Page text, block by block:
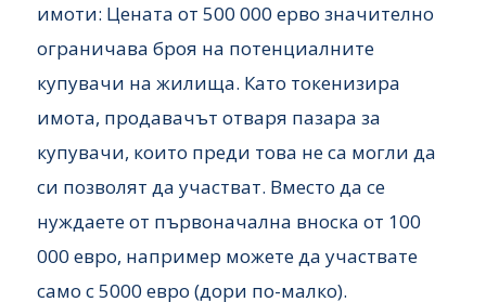
имоти: Цената от 500 000 ерво значително
ограничава броя на потенциалните
купувачи на жилища. Като токенизира
имота, продавачът отваря пазара за
купувачи, които преди това не са могли да
си позволят да участват. Вместо да се
нуждаете от първоначална вноска от 100
000 евро, например можете да участвате
само с 5000 евро (дори по-малко).